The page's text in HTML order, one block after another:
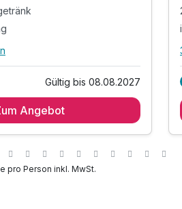
vom Buffet
Gültig bis 08.08.2027
Angebot
pro Person inkl. MwSt.